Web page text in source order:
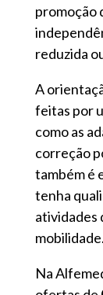
promoção
reduzida
A
feitas por
como as
correção
também é
tenha
atividades
mobilidade.
Na